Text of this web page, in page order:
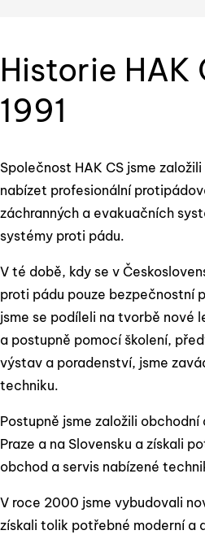
Historie HAK
1991
Společnost HAK CS jsme
nabízet profesionální
záchranných a evakuačních
systémy proti pádu.
V té době, kdy se v
proti pádu pouze bezpečnostní
jsme se podíleli na tvorbě nové
a postupně pomocí školení,
výstav a poradenství, jsme
techniku.
Postupně jsme založili
Praze a na Slovensku a získali
obchod a servis nabízené
V roce 2000 jsme vybudovali
získali tolik potřebné moderní a